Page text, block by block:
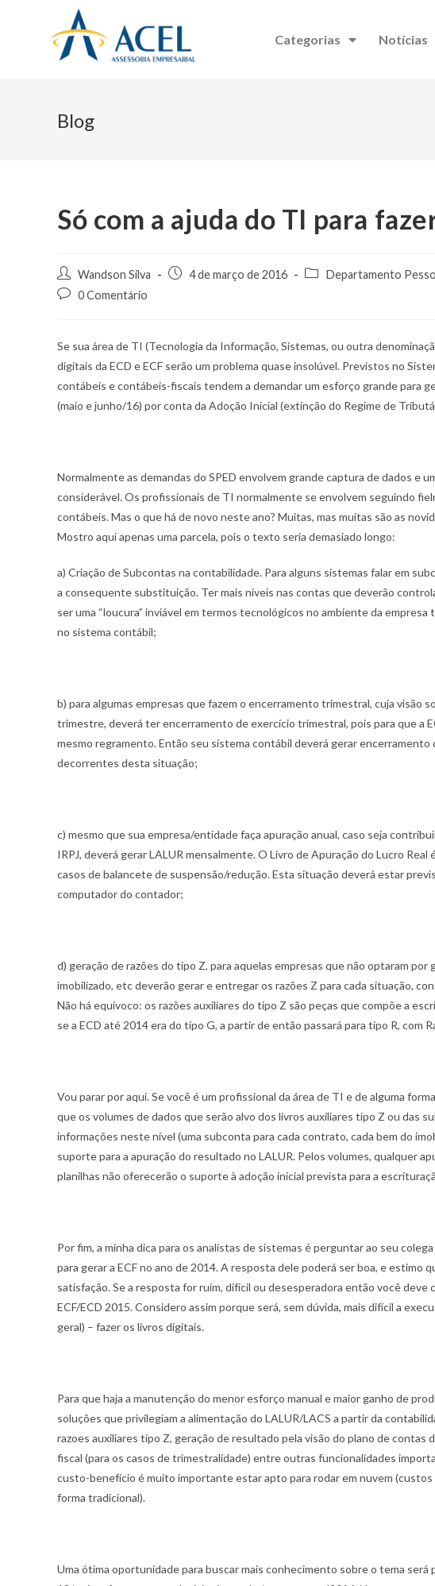
Categorias Notícias
Blog
Só com a ajuda do TI para
Wandson Silva 4 de março de 2016 Departamento
0 Comentário
Se sua área de TI (Tecnologia da Informação, Sistemas, ou outra
digitais da ECD e ECF serão um problema quase insolúvel. Previstos no
contábeis e contábeis-fiscais tendem a demandar um esforço grande para
(maio e junho/16) por conta da Adoção Inicial (extinção do Regime de
Normalmente as demandas do SPED envolvem grande captura de dados e
considerável. Os profissionais de TI normalmente se envolvem seguindo
contábeis. Mas o que há de novo neste ano? Muitas, mas muitas são as
Mostro aqui apenas uma parcela, pois o texto seria demasiado longo:
a) Criação de Subcontas na contabilidade. Para alguns sistemas falar em
a consequente substituição. Ter mais níveis nas contas que deverão
ser uma “loucura” inviável em termos tecnológicos no ambiente da
no sistema contábil;
b) para algumas empresas que fazem o encerramento trimestral, cuja visão
trimestre, deverá ter encerramento de exercício trimestral, pois para que a
mesmo regramento. Então seu sistema contábil deverá gerar
decorrentes desta situação;
c) mesmo que sua empresa/entidade faça apuração anual, caso seja
IRPJ, deverá gerar LALUR mensalmente. O Livro de Apuração do Lucro
casos de balancete de suspensão/redução. Esta situação deverá estar
computador do contador;
d) geração de razões do tipo Z, para aquelas empresas que não optaram
imobilizado, etc deverão gerar e entregar os razões Z para cada situação,
Não há equívoco: os razões auxiliares do tipo Z são peças que compõe a
se a ECD até 2014 era do tipo G, a partir de então passará para tipo R, com
Vou parar por aqui. Se você é um profissional da área de TI e de alguma
que os volumes de dados que serão alvo dos livros auxiliares tipo Z ou das
informações neste nível (uma subconta para cada contrato, cada bem do
suporte para a apuração do resultado no LALUR. Pelos volumes, qualquer
planilhas não oferecerão o suporte à adoção inicial prevista para a
Por fim, a minha dica para os analistas de sistemas é perguntar ao seu
para gerar a ECF no ano de 2014. A resposta dele poderá ser boa, e estimo
satisfação. Se a resposta for ruim, difícil ou desesperadora então você deve
ECF/ECD 2015. Considero assim porque será, sem dúvida, mais difícil a
geral) – fazer os livros digitais.
Para que haja a manutenção do menor esforço manual e maior ganho de
soluções que privilegiam a alimentação do LALUR/LACS a partir da
razoes auxiliares tipo Z, geração de resultado pela visão do plano de contas
fiscal (para os casos de trimestralidade) entre outras funcionalidades
custo-benefício é muito importante estar apto para rodar em nuvem
forma tradicional).
Uma ótima oportunidade para buscar mais conhecimento sobre o tema